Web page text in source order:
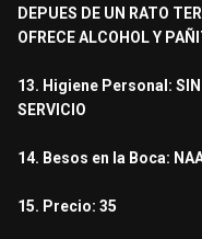
DEPUES DE UN RATO
OFRECE ALCOHOL Y
13. Higiene Personal: SIN
SERVICIO
14. Besos en la Boca:
15. Precio: 35